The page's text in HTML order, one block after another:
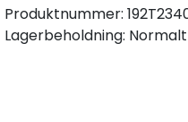
Produktnummer:
Lagerbeholdning: